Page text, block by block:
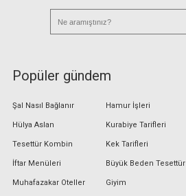
Popüler gündem
Şal Nasıl Bağlanır
Hülya Aslan
Tesettür Kombin
İftar Menüleri
Muhafazakar Oteller
Hamur İşleri
Kurabiye Tarifleri
Kek Tarifleri
Büyük Beden Tesettür
Giyim